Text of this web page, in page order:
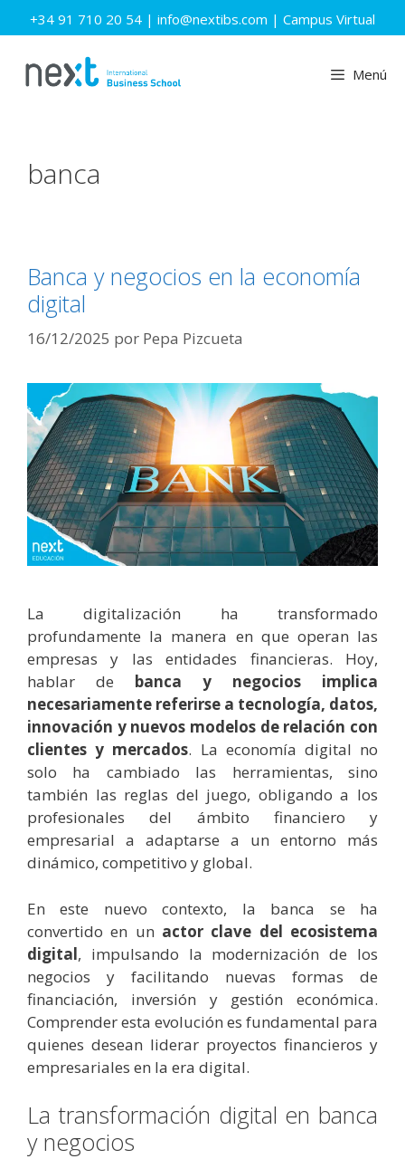
Saltar
al
+34 91 710 20 54 | info@nextibs.com | Campus Virtual
Menú
banca
Banca y negocios en la economía
digital
16/12/2025 por Pepa Pizcueta
La digitalización ha transformado
profundamente la manera en que operan las
empresas y las entidades financieras. Hoy,
hablar de banca y negocios
implica
necesariamente referirse a tecnología, datos,
innovación y nuevos modelos de relación con
clientes y mercados. La economía digital no
solo ha cambiado las herramientas, sino
también las reglas del juego, obligando a los
profesionales del ámbito financiero y
empresarial a adaptarse a un entorno más
dinámico, competitivo y global.
En este nuevo contexto, la banca se ha
convertido en un actor clave del ecosistema
digital, impulsando la modernización de los
negocios y facilitando nuevas formas de
financiación, inversión y gestión económica.
Comprender esta evolución es fundamental para
quienes desean liderar proyectos financieros y
empresariales en la era digital.
La transformación digital en banca
y negocios